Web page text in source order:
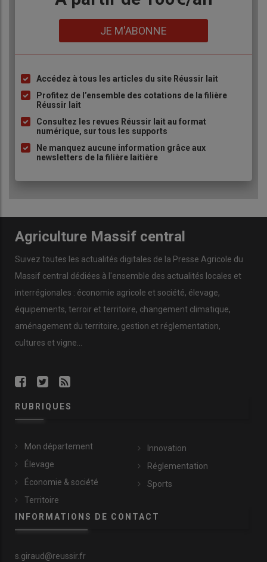
JE M'ABONNE
Liste
à
puce
Accédez à tous les articles du site Réussir lait
Profitez de l’ensemble des cotations de la filière
Réussir lait
Consultez les revues Réussir lait au format
numérique, sur tous les supports
Ne manquez aucune information grâce aux
newsletters de la filière laitière
Agriculture Massif central
Suivez toutes les actualités digitales de la Presse Agricole du
Massif central dédiées à l'ensemble des actualités locales et
interrégionales : économie agricole et société, élevage,
équipements, terroir et territoire, changement climatique,
aménagement du territoire, gestion et réglementation,
cultures et vigne...
RUBRIQUES
Mon département
Élevage
Économie & société
Territoire
Innovation
Réglementation
Sports
INFORMATIONS DE CONTACT
s.giraud@reussir.fr